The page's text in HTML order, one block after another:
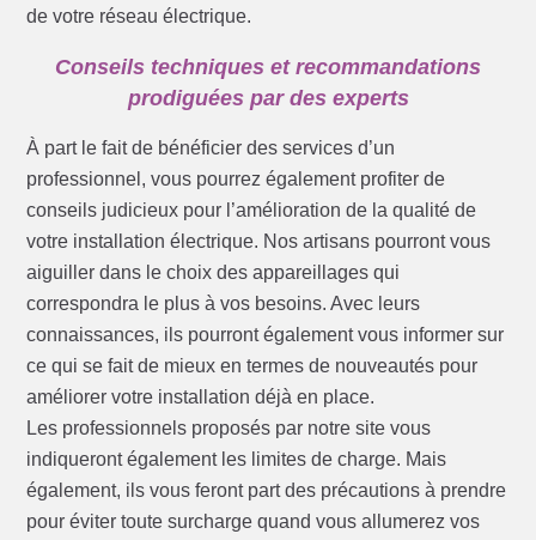
de votre réseau électrique.
Conseils techniques et recommandations
prodiguées par des experts
À part le fait de bénéficier des services d’un
professionnel, vous pourrez également profiter de
conseils judicieux pour l’amélioration de la qualité de
votre installation électrique. Nos artisans pourront vous
aiguiller dans le choix des appareillages qui
correspondra le plus à vos besoins. Avec leurs
connaissances, ils pourront également vous informer sur
ce qui se fait de mieux en termes de nouveautés pour
améliorer votre installation déjà en place.
Les professionnels proposés par notre site vous
indiqueront également les limites de charge. Mais
également, ils vous feront part des précautions à prendre
pour éviter toute surcharge quand vous allumerez vos